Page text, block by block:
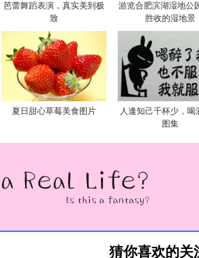
芭蕾舞蹈表演，真实美到极
致
游览合肥滨湖湿地公
胜收的湿地景
夏日甜心草莓美食图片
人逢知己千杯少，喝
图集
猜你喜欢的关